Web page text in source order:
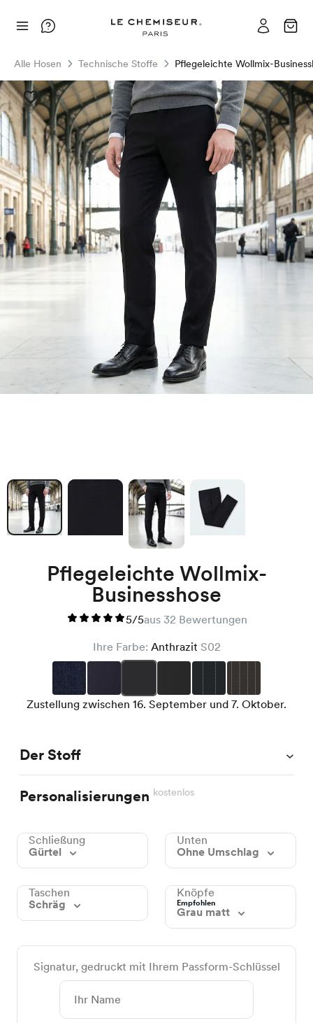
Alle Hosen Technische Stoffe Pflegeleichte Wollmix-
Pflegeleichte Wollmix-
Businesshose
5/5aus 32 Bewertungen
Ihre Farbe: Anthrazit S02
Zustellung zwischen 16. September und 7. Oktober.
Der Stoff
Personalisierungen kostenlos
Schließung
Gürtel
Unten
Ohne Umschlag
Taschen
Schräg
Knöpfe
Empfohlen
Grau matt
Signatur, gedruckt mit Ihrem Passform-Schlüssel